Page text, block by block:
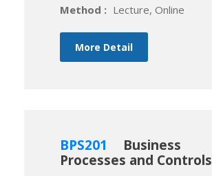
Method : Lecture, Online
More Detail
BPS201
Business
Processes and Controls